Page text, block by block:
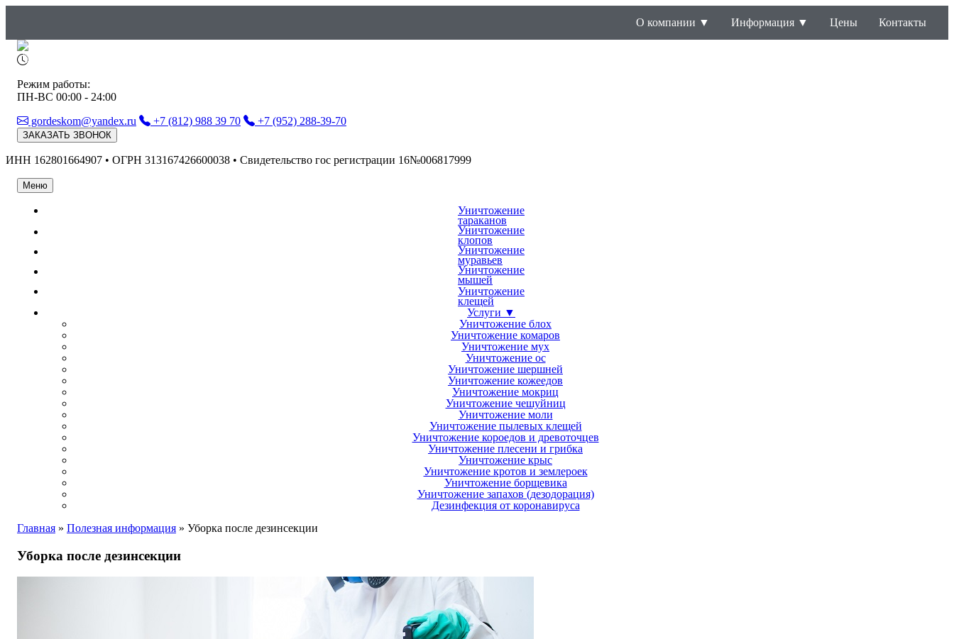
О компании ▼ Информация ▼ Цены Контакты
Режим работы:
ПН-ВС 00:00 - 24:00
gordeskom@yandex.ru
+7 (812) 988 39 70 +7 (952) 288-39-70
ЗАКАЗАТЬ ЗВОНОК
ИНН 162801664907 • ОГРН 313167426600038 • Свидетельство гос регистрации 16№006817999
Меню
Уничтожение
тараканов
Уничтожение
клопов
Уничтожение
муравьев
Уничтожение
мышей
Уничтожение
клещей
Услуги ▼
Уничтожение блох
Уничтожение комаров
Уничтожение мух
Уничтожение ос
Уничтожение шершней
Уничтожение кожеедов
Уничтожение мокриц
Уничтожение чешуйниц
Уничтожение моли
Уничтожение пылевых клещей
Уничтожение короедов и древоточцев
Уничтожение плесени и грибка
Уничтожение крыс
Уничтожение кротов и землероек
Уничтожение борщевика
Уничтожение запахов (дезодорация)
Дезинфекция от коронавируса
Главная » Полезная информация » Уборка после дезинсекции
Уборка после дезинсекции